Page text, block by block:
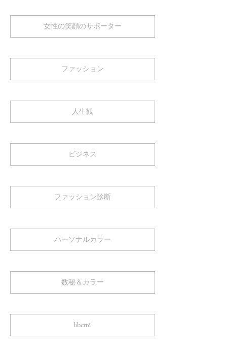
女性の笑顔のサポーター
ファッション
人生観
ビジネス
ファッション診断
パーソナルカラー
数秘＆カラー
liberté